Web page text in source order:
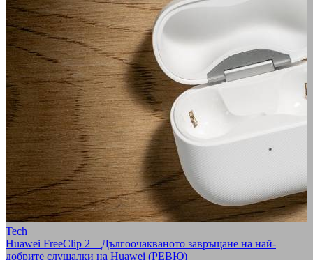
Tech
Huawei FreeClip 2 – Дългоочакваното завръщане на най-
добрите слушалки на Huawei (РЕВЮ)